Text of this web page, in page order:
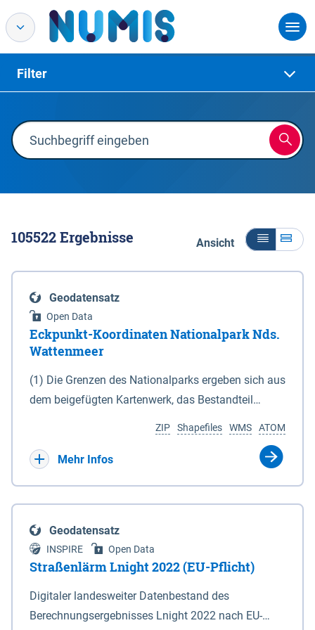
Filter
105522Ergebnisse Ansicht
Geodatensatz
Open Data
Eckpunkt-Koordinaten Nationalpark Nds.
Wattenmeer
(1) Die Grenzen des Nationalparks ergeben sich aus
dem beigefügten Kartenwerk, das Bestandteil
(DTK) im Maßstab 1 : 100 000 (Anlage 2), 2.
verkleinerte Amtliche Karte 1 : 5 000 (AK5) im
projizierte Koordinaten im Europäischen
Terrestrischen Referenzsystem 1989 (ETRS 89) mit
der Universalen Transversalen Mercator-Abbildung
bezogen auf die Zone 32 N (UTM 32N) dargestellt
(Anlage 4); Gleiches gilt für die geografischen
ATOM
WMS
Shapefiles
ZIP
Mehr Infos
Geodatensatz
INSPIRE Open Data
Straßenlärm Lnight 2022 (EU-Pflicht)
Digitaler landesweiter Datenbestand des
Berechnungsergebnisses Lnight 2022 nach EU-